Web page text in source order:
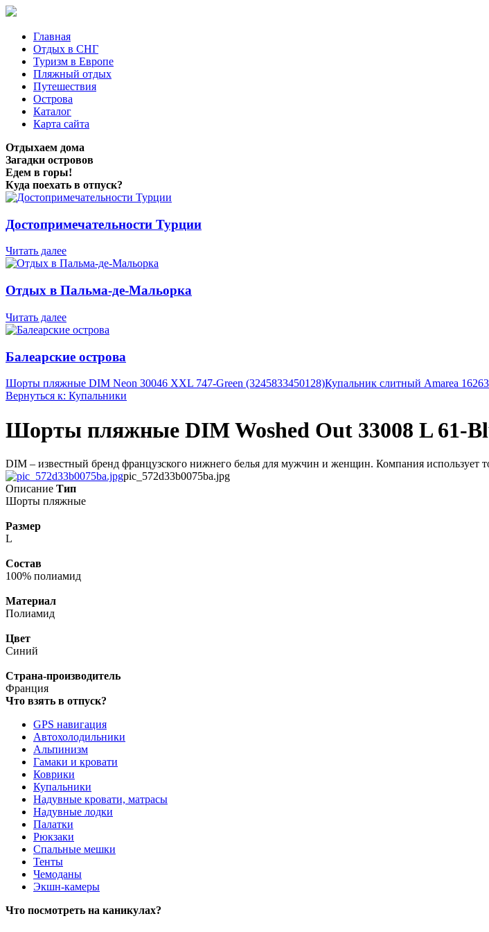
Главная
Отдых в СНГ
Туризм в Европе
Пляжный отдых
Путешествия
Острова
Каталог
Карта сайта
Отдыхаем дома
Загадки островов
Едем в горы!
Куда поехать в отпуск?
Достопримечательности Турции
Читать далее
Отдых в Пальма-де-Мальорка
Читать далее
Балеарские острова
Шорты пляжные DIM Neon 30046 XXL 747-Green (3245833450128)Купальник слитный Amarea
Вернуться к: Купальники
Шорты пляжные DIM Woshed Out 33008 L 61-
DIM – известный бренд французского нижнего белья для мужчин и женщин. Компания использует
pic_572d33b0075ba.jpg
Описание Тип
Шорты пляжные
Размер
L
Состав
100% полиамид
Материал
Полиамид
Цвет
Синий
Страна-производитель
Франция
Что взять в отпуск?
GPS навигация
Автохолодильники
Альпинизм
Гамаки и кровати
Коврики
Купальники
Надувные кровати, матрасы
Надувные лодки
Палатки
Рюкзаки
Спальные мешки
Тенты
Чемоданы
Экшн-камеры
Что посмотреть на каникулах?